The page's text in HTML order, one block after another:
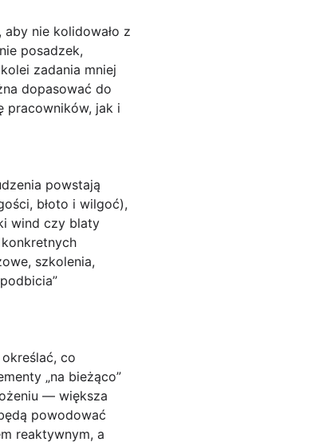
nie kolidowało z
posadzek,
zadania mniej
dopasować do
pracowników, jak i
powstają
błoto i wilgoć),
wind czy blaty
szkolenia,
co
„na bieżąco”
— większa
powodować
reaktywnym, a